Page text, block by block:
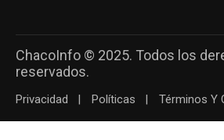
ChacoInfo © 2025. Todos los
reservados.
Privacidad Políticas Términos Y